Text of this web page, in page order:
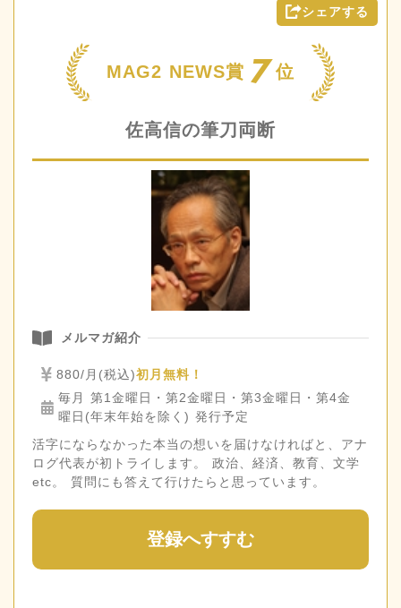
シェアする
MAG2 NEWS賞 7 位
佐高信の筆刀両断
メルマガ紹介
880/月(税込)初月無料！
毎月 第1金曜日・第2金曜日・第3金曜日・第4金
曜日(年末年始を除く) 発行予定
活字にならなかった本当の想いを届けなければと、アナ
ログ代表が初トライします。 政治、経済、教育、文学
etc。 質問にも答えて行けたらと思っています。
登録へすすむ